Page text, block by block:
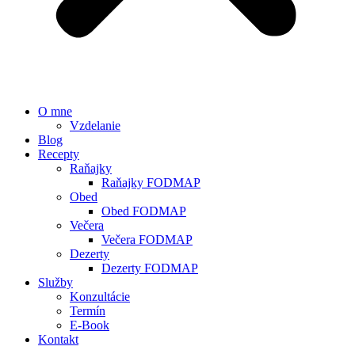
O mne
Vzdelanie
Blog
Recepty
Raňajky
Raňajky FODMAP
Obed
Obed FODMAP
Večera
Večera FODMAP
Dezerty
Dezerty FODMAP
Služby
Konzultácie
Termín
E-Book
Kontakt